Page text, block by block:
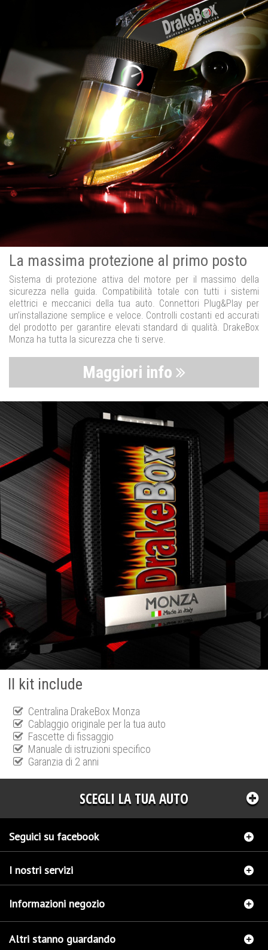
La massima protezione al primo posto
Sistema di protezione attiva del motore per il massimo della
sicurezza nella guida. Compatibilità totale con tutti i sistemi
elettrici e meccanici della tua auto. Connettori Plug&Play per
un’installazione semplice e veloce. Controlli costanti ed accurati
del prodotto per garantire elevati standard di qualità. DrakeBox
Monza ha tutta la sicurezza che ti serve.
Maggiori info
Il kit include
Centralina DrakeBox Monza
Cablaggio originale per la tua auto
Fascette di fissaggio
Manuale di istruzioni specifico
Garanzia di 2 anni
SCEGLI LA TUA AUTO
Seguici su facebook
I nostri servizi
Informazioni negozio
Altri stanno guardando